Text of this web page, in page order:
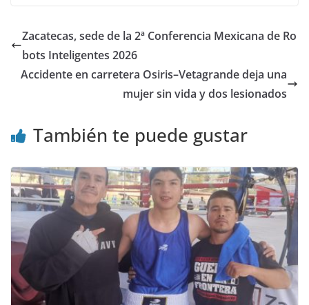
Zacatecas, sede de la 2ª Conferencia Mexicana de Ro
bots Inteligentes 2026
Accidente en carretera Osiris–Vetagrande deja una
mujer sin vida y dos lesionados
También te puede gustar